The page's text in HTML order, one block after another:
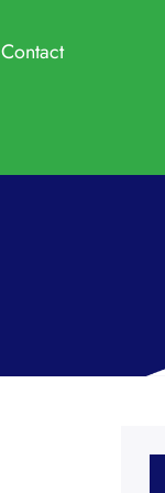
en regelingen
Contact